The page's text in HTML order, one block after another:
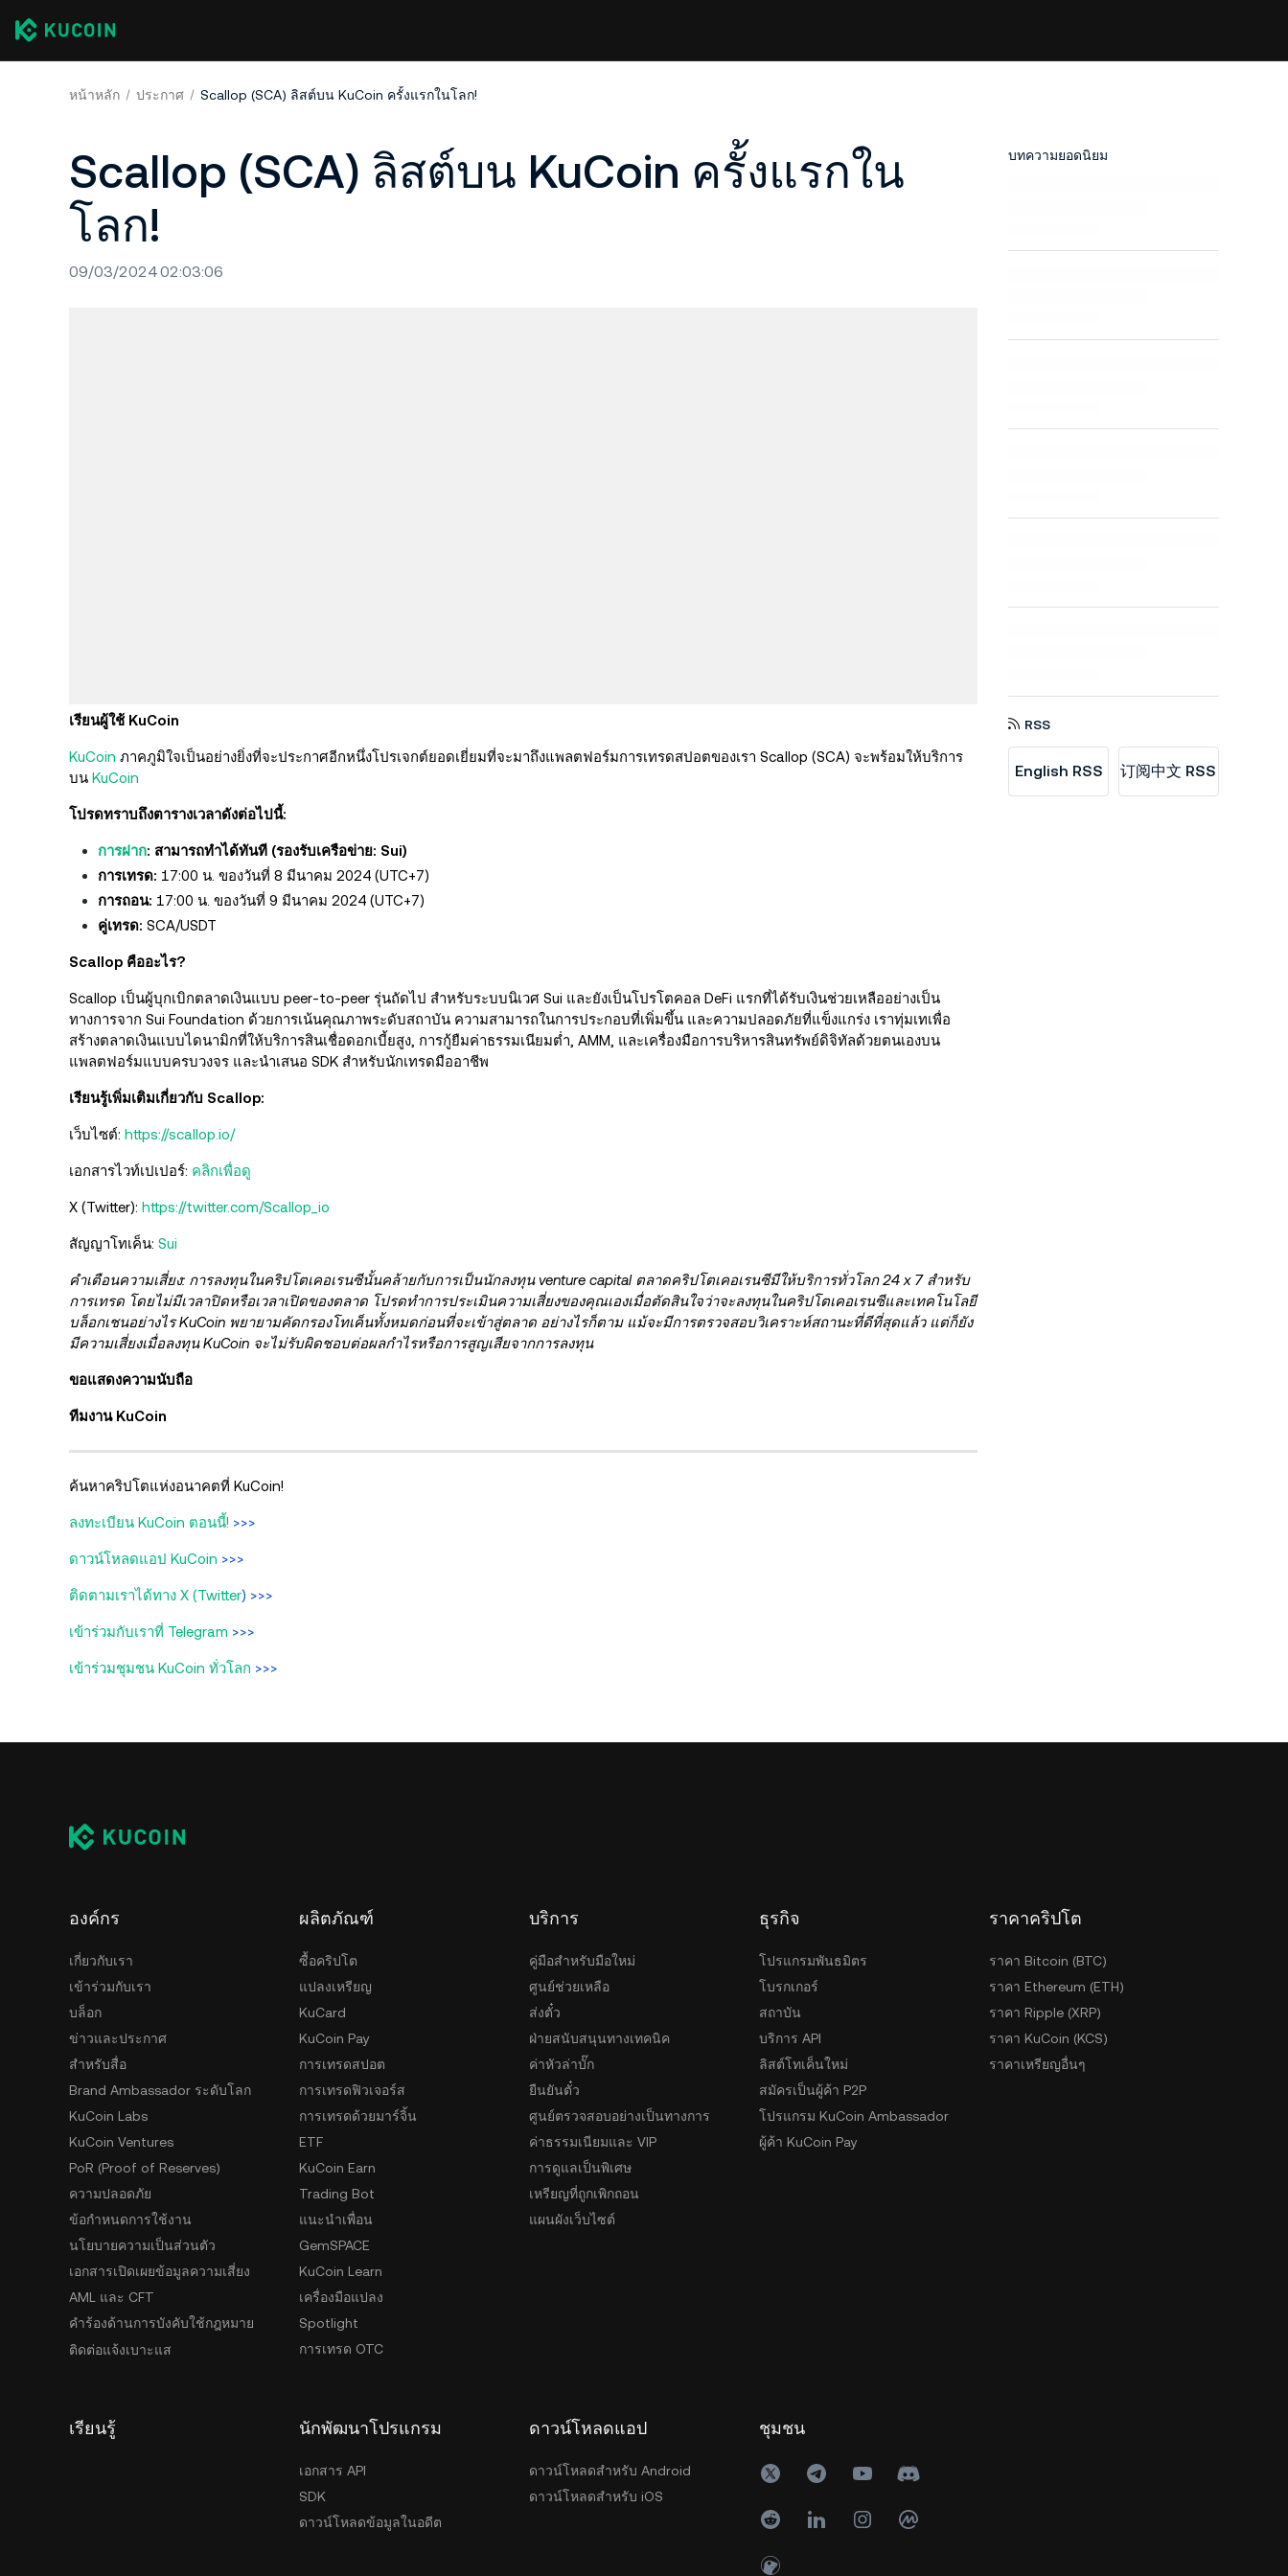
หน้าหลัก ประกาศ Scallop (SCA) ลิสต์บน KuCoin ครั้งแรกในโลก!
Scallop (SCA) ลิสต์บน KuCoin ครั้งแรกใน
โลก!
09/03/2024 02:03:06
เรียนผู้ใช้ KuCoin
KuCoin ภาคภูมิใจเป็นอย่างยิ่งที่จะประกาศอีกหนึ่งโปรเจกต์ยอดเยี่ยมที่จะมาถึงแพลตฟอร์มการเทรดสปอตของเรา Scallop (SCA) จะพร้อมให้บริการ
บน KuCoin
โปรดทราบถึงตารางเวลาดังต่อไปนี้:
การฝาก: สามารถทำได้ทันที (รองรับเครือข่าย: Sui)
การเทรด: 17:00 น. ของวันที่ 8 มีนาคม 2024 (UTC+7)
การถอน: 17:00 น. ของวันที่ 9 มีนาคม 2024 (UTC+7)
คู่เทรด: SCA/USDT
Scallop คืออะไร?
Scallop เป็นผู้บุกเบิกตลาดเงินแบบ peer-to-peer รุ่นถัดไป สำหรับระบบนิเวศ Sui และยังเป็นโปรโตคอล DeFi แรกที่ได้รับเงินช่วยเหลืออย่างเป็น
ทางการจาก Sui Foundation ด้วยการเน้นคุณภาพระดับสถาบัน ความสามารถในการประกอบที่เพิ่มขึ้น และความปลอดภัยที่แข็งแกร่ง เราทุ่มเทเพื่อ
สร้างตลาดเงินแบบไดนามิกที่ให้บริการสินเชื่อดอกเบี้ยสูง, การกู้ยืมค่าธรรมเนียมต่ำ, AMM, และเครื่องมือการบริหารสินทรัพย์ดิจิทัลด้วยตนเองบน
แพลตฟอร์มแบบครบวงจร และนำเสนอ SDK สำหรับนักเทรดมืออาชีพ
เรียนรู้เพิ่มเติมเกี่ยวกับ Scallop:
เว็บไซต์: https://scallop.io/
เอกสารไวท์เปเปอร์: คลิกเพื่อดู
X (Twitter): https://twitter.com/Scallop_io
สัญญาโทเค็น: Sui
คำเตือนความเสี่ยง: การลงทุนในคริปโตเคอเรนซีนั้นคล้ายกับการเป็นนักลงทุน venture capital ตลาดคริปโตเคอเรนซีมีให้บริการทั่วโลก 24 x 7 สำหรับ
การเทรด โดยไม่มีเวลาปิดหรือเวลาเปิดของตลาด โปรดทำการประเมินความเสี่ยงของคุณเองเมื่อตัดสินใจว่าจะลงทุนในคริปโตเคอเรนซีและเทคโนโลยี
บล็อกเชนอย่างไร KuCoin พยายามคัดกรองโทเค็นทั้งหมดก่อนที่จะเข้าสู่ตลาด อย่างไรก็ตาม แม้จะมีการตรวจสอบวิเคราะห์สถานะที่ดีที่สุดแล้ว แต่ก็ยัง
มีความเสี่ยงเมื่อลงทุน KuCoin จะไม่รับผิดชอบต่อผลกำไรหรือการสูญเสียจากการลงทุน
ขอแสดงความนับถือ
ทีมงาน KuCoin
ค้นหาคริปโตแห่งอนาคตที่ KuCoin!
ลงทะเบียน KuCoin ตอนนี้! >>>
ดาวน์โหลดแอป KuCoin >>>
ติดตามเราได้ทาง X (Twitter) >>>
เข้าร่วมกับเราที่ Telegram >>>
เข้าร่วมชุมชน KuCoin ทั่วโลก >>>
บทความยอดนิยม
RSS
English RSS 订阅中文 RSS
องค์กร
เกี่ยวกับเรา
เข้าร่วมกับเรา
บล็อก
ข่าวและประกาศ
สำหรับสื่อ
Brand Ambassador ระดับโลก
KuCoin Labs
KuCoin Ventures
PoR (Proof of Reserves)
ความปลอดภัย
ข้อกำหนดการใช้งาน
นโยบายความเป็นส่วนตัว
เอกสารเปิดเผยข้อมูลความเสี่ยง
AML และ CFT
คำร้องด้านการบังคับใช้กฎหมาย
ติดต่อแจ้งเบาะแส
ผลิตภัณฑ์
ซื้อคริปโต
แปลงเหรียญ
KuCard
KuCoin Pay
การเทรดสปอต
การเทรดฟิวเจอร์ส
การเทรดด้วยมาร์จิ้น
ETF
KuCoin Earn
Trading Bot
แนะนำเพื่อน
GemSPACE
KuCoin Learn
เครื่องมือแปลง
Spotlight
การเทรด OTC
บริการ
คู่มือสำหรับมือใหม่
ศูนย์ช่วยเหลือ
ส่งตั๋ว
ฝ่ายสนับสนุนทางเทคนิค
ค่าหัวล่าบั๊ก
ยืนยันตั๋ว
ศูนย์ตรวจสอบอย่างเป็นทางการ
ค่าธรรมเนียมและ VIP
การดูแลเป็นพิเศษ
เหรียญที่ถูกเพิกถอน
แผนผังเว็บไซต์
ธุรกิจ
โปรแกรมพันธมิตร
โบรกเกอร์
สถาบัน
บริการ API
ลิสต์โทเค็นใหม่
สมัครเป็นผู้ค้า P2P
โปรแกรม KuCoin Ambassador
ผู้ค้า KuCoin Pay
ราคาคริปโต
ราคา Bitcoin (BTC)
ราคา Ethereum (ETH)
ราคา Ripple (XRP)
ราคา KuCoin (KCS)
ราคาเหรียญอื่นๆ
เรียนรู้ นักพัฒนาโปรแกรม
เอกสาร API
SDK
ดาวน์โหลดข้อมูลในอดีต
ดาวน์โหลดแอป
ดาวน์โหลดสำหรับ Android
ดาวน์โหลดสำหรับ iOS
ชุมชน